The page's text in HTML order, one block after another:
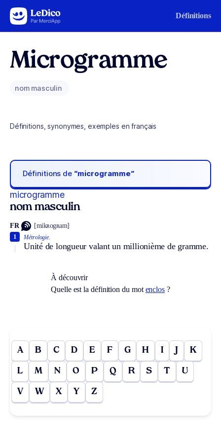
Aller au contenu Définitions
Microgramme
nom masculin
Définitions, synonymes, exemples en français
Définitions de “microgramme“
microgramme
nom masculin
FR [mikʀogʀam]
Métrologie.
Unité de longueur valant un millionième de gramme.
1
À découvrir
Quelle est la définition du mot enclos ?
A B C D E F G H I J K
L M N O P Q R S T U
V W X Y Z